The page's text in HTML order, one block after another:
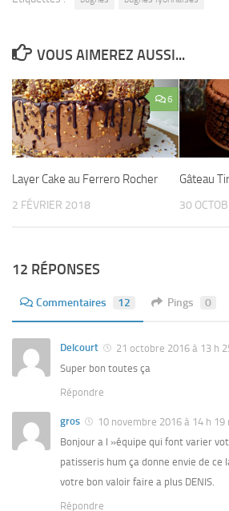
VOUS AIMEREZ AUSSI...
6
Layer Cake au Ferrero Rocher
2 FÉVRIER 2018
Gâteau
30
12 RÉPONSES
Commentaires 12 Pings 0
Delcourt
21 octobre 2016 à 13 h
Super bon toutes ça
Répondre
gros
10 novembre 2016 à 14 h 19
Bonjour a l »équipe qui font varier
patisseris hum ça donne envie de ce
votre bon valoir faire a plus DENIS.
Répondre